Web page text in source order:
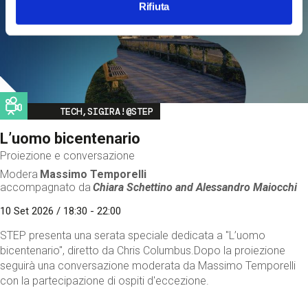
Rifiuta
Image
TECH,SIGIRA!@STEP
L’uomo bicentenario
Proiezione e conversazione
Modera Massimo Temporelli
accompagnato da Chiara Schettino andAlessandro Maiocchi
10 Set 2026 / 18:30 - 22:00
STEP presenta una serata speciale dedicata a "L’uomo
bicentenario", diretto da Chris Columbus.Dopo la proiezione
seguirà una conversazione moderata da Massimo Temporelli
con la partecipazione di ospiti d'eccezione.